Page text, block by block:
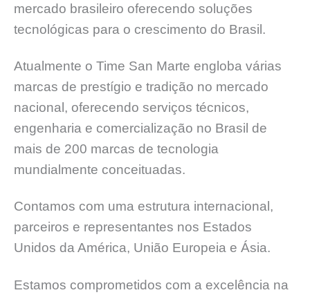
mercado brasileiro oferecendo soluções
tecnológicas para o crescimento do Brasil.
Atualmente o Time San Marte engloba várias
marcas de prestígio e tradição no mercado
nacional, oferecendo serviços técnicos,
engenharia e comercialização no Brasil de
mais de 200 marcas de tecnologia
mundialmente conceituadas.
Contamos com uma estrutura internacional,
parceiros e representantes nos Estados
Unidos da América, União Europeia e Ásia.
Estamos comprometidos com a excelência na